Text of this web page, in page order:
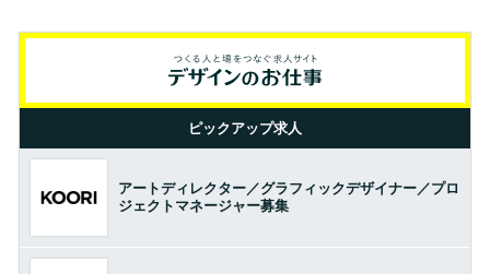
ピックアップ求人
アートディレクター／グラフィックデザイナー／プロ
ジェクトマネージャー募集